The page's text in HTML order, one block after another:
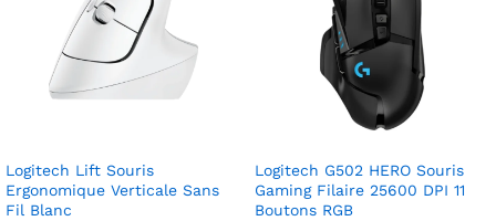
Logitech Lift Souris
Ergonomique Verticale Sans
Fil Blanc
Logitech G502 HERO Souris
Gaming Filaire 25600 DPI 11
Boutons RGB